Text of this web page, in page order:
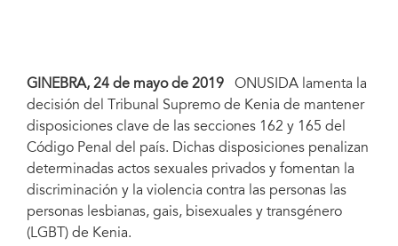
GINEBRA, 24 de mayo de 2019 ONUSIDA lamenta la
decisión del Tribunal Supremo de Kenia de mantener
disposiciones clave de las secciones 162 y 165 del
Código Penal del país. Dichas disposiciones penalizan
determinadas actos sexuales privados y fomentan la
discriminación y la violencia contra las personas las
personas lesbianas, gais, bisexuales y transgénero
(LGBT) de Kenia.